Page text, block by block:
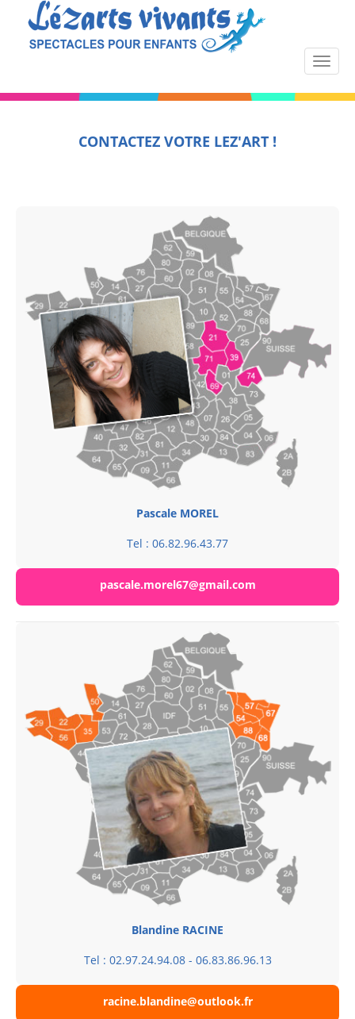
CONTACTEZ VOTRE LEZ'ART !
Pascale MOREL
Tel : 06.82.96.43.77
pascale.morel67@gmail.com
Blandine RACINE
Tel : 02.97.24.94.08 - 06.83.86.96.13
racine.blandine@outlook.fr